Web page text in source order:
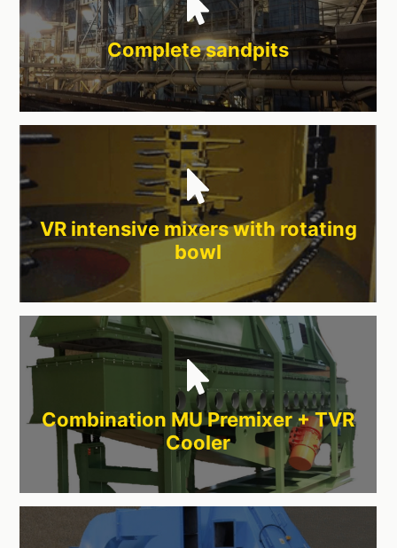
Complete sandpits
VR intensive mixers with rotating
bowl
Combination MU Premixer + TVR
Cooler​